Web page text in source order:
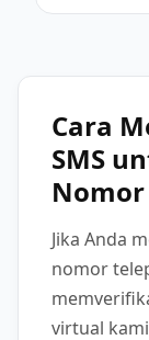
Cara
SMS
Jika Anda
nomor
virtual